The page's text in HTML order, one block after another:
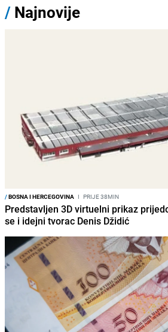
/ Najnovije
/BOSNA I HERCEGOVINA I PRIJE 38MIN
Predstavljen 3D virtuelni prikaz
se i idejni tvorac Denis Džidić